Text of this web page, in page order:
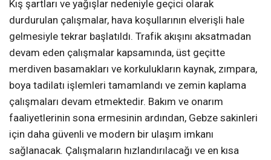
Kış şartları ve yağışlar nedeniyle geçici olarak
durdurulan çalışmalar, hava koşullarının elverişli hale
gelmesiyle tekrar başlatıldı. Trafik akışını aksatmadan
devam eden çalışmalar kapsamında, üst geçitte
merdiven basamakları ve korkulukların kaynak, zımpara,
boya tadilatı işlemleri tamamlandı ve zemin kaplama
çalışmaları devam etmektedir. Bakım ve onarım
faaliyetlerinin sona ermesinin ardından, Gebze sakinleri
için daha güvenli ve modern bir ulaşım imkanı
sağlanacak. Çalışmaların hızlandırılacağı ve en kısa